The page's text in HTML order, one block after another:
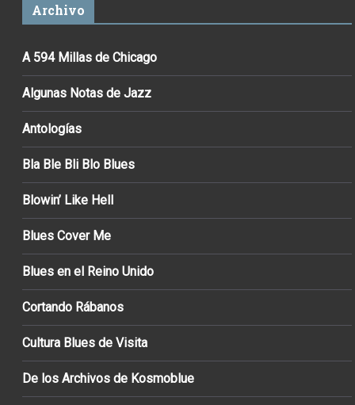
Archivo
A 594 Millas de Chicago
Algunas Notas de Jazz
Antologías
Bla Ble Bli Blo Blues
Blowin’ Like Hell
Blues Cover Me
Blues en el Reino Unido
Cortando Rábanos
Cultura Blues de Visita
De los Archivos de Kosmoblue